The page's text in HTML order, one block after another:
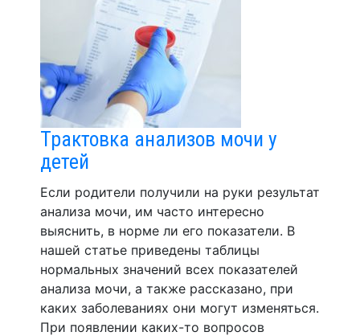
Трактовка анализов мочи у
детей
Если родители получили на руки результат
анализа мочи, им часто интересно
выяснить, в норме ли его показатели. В
нашей статье приведены таблицы
нормальных значений всех показателей
анализа мочи, а также рассказано, при
каких заболеваниях они могут изменяться.
При появлении каких-то вопросов